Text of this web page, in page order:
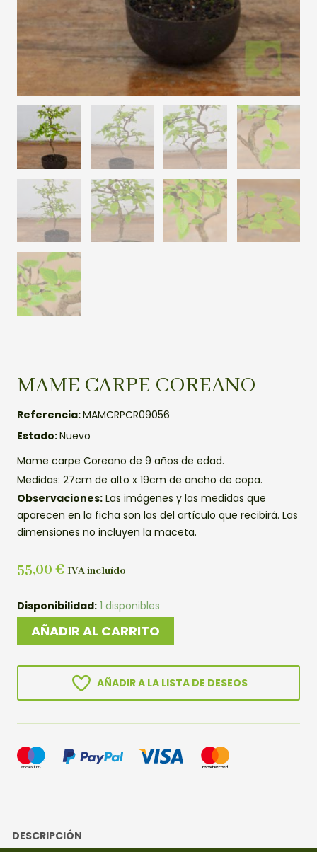
MAME CARPE COREANO
Referencia:MAMCRPCR09056
Estado:Nuevo
Mame carpe Coreano de 9 años de edad.
Medidas: 27cm de alto x 19cm de ancho de copa.
Observaciones: Las imágenes y las medidas que
aparecen en la ficha son las del artículo que recibirá. Las
dimensiones no incluyen la maceta.
55,00 € IVA incluído
Disponibilidad: 1 disponibles
MAME
CARPE
AÑADIR AL CARRITO
AÑADIR A LA LISTA DE DESEOS
DESCRIPCIÓN